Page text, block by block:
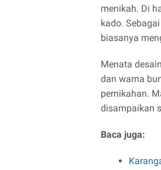
menikah. Di
kado.
biasanya
Menata desain
dan warna
pernikahan.
disampaikan
Baca juga: